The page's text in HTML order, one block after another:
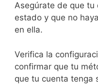
Asegúrate de que tu
estado y que no
en ella.
Verifica la
confirmar que tu
que tu cuenta tenga